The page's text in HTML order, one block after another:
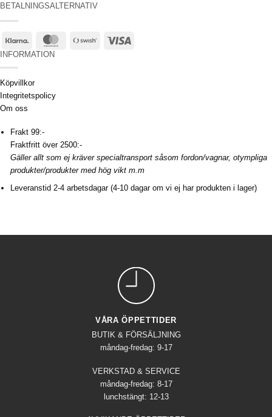
BETALNINGSALTERNATIV
Klarna MasterCardSwish
INFORMATION
Köpvillkor
Integritetspolicy
Om oss
Frakt 99:-
Fraktfritt över 2500:-
Gäller allt som ej kräver specialtransport såsom fordon/vagnar, otympliga
produkter/produkter med hög vikt m.m
Leveranstid 2-4 arbetsdagar (4-10 dagar om vi ej har produkten i lager)
VÅRA ÖPPETTIDER
BUTIK & FÖRSÄLJNING
måndag-fredag: 9-17
VERKSTAD & SERVICE
måndag-fredag: 8-17
lunchstängt: 12-13